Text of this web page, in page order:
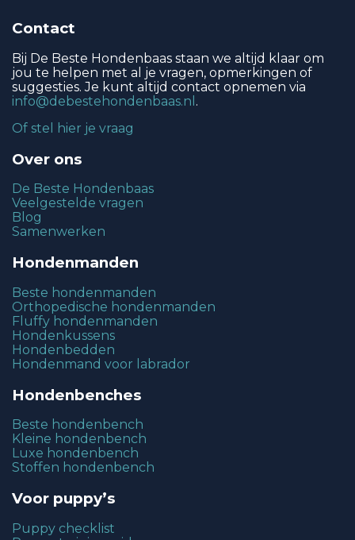
Contact
Bij De Beste Hondenbaas staan we altijd klaar om
jou te helpen met al je vragen, opmerkingen of
suggesties. Je kunt altijd contact opnemen via
info@debestehondenbaas.nl .
Of stel hier je vraag
Over ons
De Beste Hondenbaas
Veelgestelde vragen
Blog
Samenwerken
Hondenmanden
Beste hondenmanden
Orthopedische hondenmanden
Fluffy hondenmanden
Hondenkussens
Hondenbedden
Hondenmand voor labrador
Hondenbenches
Beste hondenbench
Kleine hondenbench
Luxe hondenbench
Stoffen hondenbench
Voor puppy’s
Puppy checklist